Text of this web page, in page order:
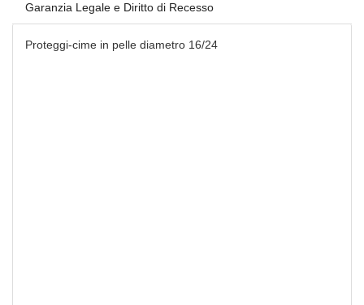
Garanzia Legale e Diritto di Recesso
Proteggi-cime in pelle diametro 16/24